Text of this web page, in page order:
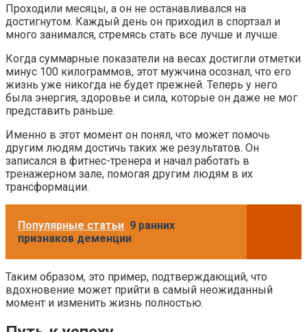
Проходили месяцы, а он не останавливался на
достигнутом. Каждый день он приходил в спортзал и
много занимался, стремясь стать все лучше и лучше.
Когда суммарные показатели на весах достигли отметки
минус 100 килограммов, этот мужчина осознал, что его
жизнь уже никогда не будет прежней. Теперь у него
была энергия, здоровье и сила, которые он даже не мог
представить раньше.
Именно в этот момент он понял, что может помочь
другим людям достичь таких же результатов. Он
записался в фитнес-тренера и начал работать в
тренажерном зале, помогая другим людям в их
трансформации.
Популярные статьи 9 ранних
признаков деменции
Таким образом, это пример, подтверждающий, что
вдохновение может прийти в самый неожиданный
момент и изменить жизнь полностью.